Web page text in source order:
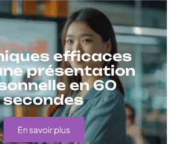
efficaces
présentation
en 60
secondes
En savoir plus